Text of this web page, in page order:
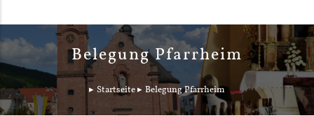
Belegung Pfarrheim
Startseite Belegung Pfarrheim